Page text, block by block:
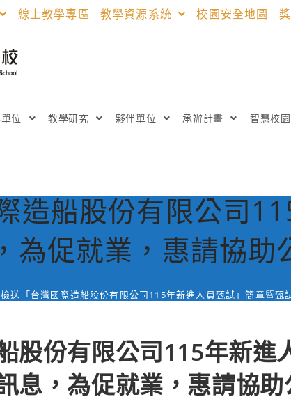
線上教學專區 教學資源系統 校園安全地圖
位 教學研究 夥伴單位 承辦計畫 智慧校園
造船股份有限公司
為促就業，惠請協助
送「台灣國際造船股份有限公司115年新進人員甄試」簡章暨甄
股份有限公司115年新進
息，為促就業，惠請協助